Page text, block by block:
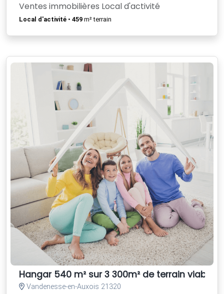
Ventes immobilières Local d'activité
Local d'activité • 459 m² terrain
Hangar 540 m² sur 3 300m² de terrain viabilisé
Vandenesse-en-Auxois 21320